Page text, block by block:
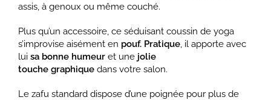
assis, à genoux ou même couché.
Plus qu’un accessoire, ce séduisant coussin de yoga
s’improvise aisément en pouf. Pratique, il apporte avec
lui sa bonne humeur et une jolie
touche graphique dans votre salon.
Le zafu standard dispose d’une poignée pour plus de